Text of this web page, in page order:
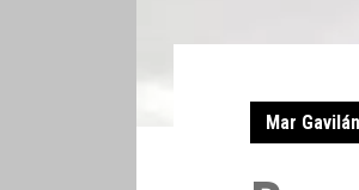
Mar